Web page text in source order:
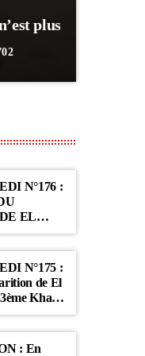
plus
N°176 :
EL
LAHI TEL
LE
SY
N°175 :
de El
Khalif
: En